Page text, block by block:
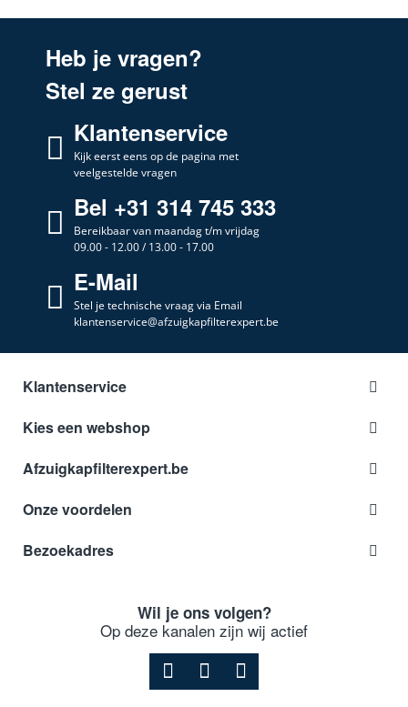
Heb je vragen?
Stel ze gerust
Klantenservice
Kijk eerst eens op de pagina met
veelgestelde vragen
Bel +31 314 745 333
Bereikbaar van maandag t/m vrijdag
09.00 - 12.00 / 13.00 - 17.00
E-Mail
Stel je technische vraag via Email
klantenservice@afzuigkapfilterexpert.be
Klantenservice
Kies een webshop
Afzuigkapfilterexpert.be
Onze voordelen
Bezoekadres
Wil je ons volgen?
Op deze kanalen zijn wij actief